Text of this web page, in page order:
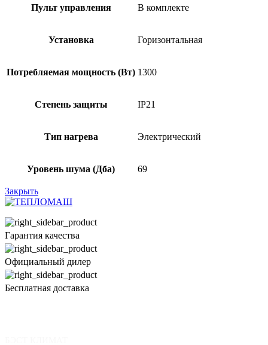
Пульт управления В комплекте
Установка Горизонтальная
Потребляемая мощность (Вт) 1300
Степень защиты IP21
Тип нагрева Электрический
Уровень шума (Дба) 69
Закрыть
Гарантия качества
Официальный дилер
Бесплатная доставка